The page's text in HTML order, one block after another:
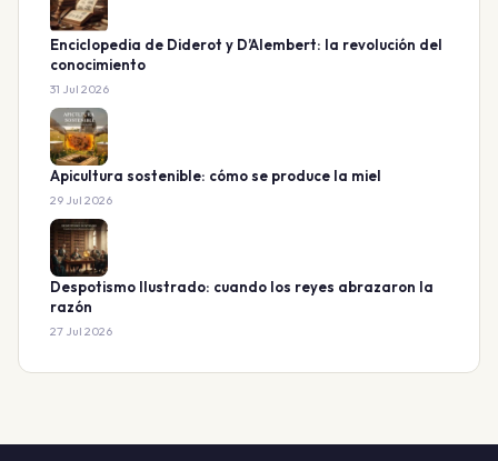
Enciclopedia de Diderot y D’Alembert: la revolución del
conocimiento
31 Jul 2026
Apicultura sostenible: cómo se produce la miel
29 Jul 2026
Despotismo Ilustrado: cuando los reyes abrazaron la
razón
27 Jul 2026